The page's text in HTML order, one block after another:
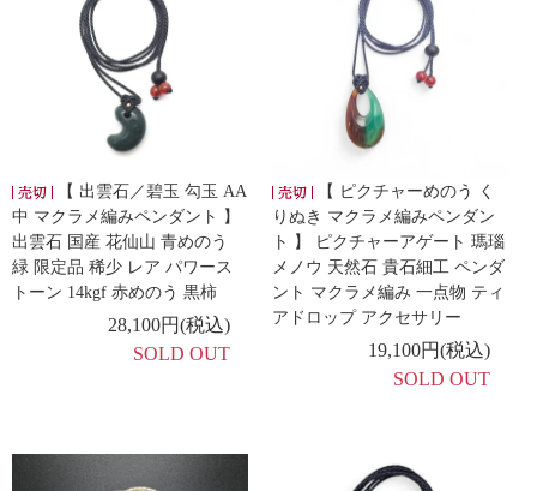
【 出雲石／碧玉 勾玉 AA
中 マクラメ編みペンダント 】
出雲石 国産 花仙山 青めのう
緑 限定品 稀少 レア パワース
トーン 14kgf 赤めのう 黒柿
28,100円(税込)
SOLD OUT
【 ピクチャーめのう く
りぬき マクラメ編みペンダン
ト 】 ピクチャーアゲート 瑪瑙
メノウ 天然石 貴石細工 ペンダ
ント マクラメ編み 一点物 ティ
アドロップ アクセサリー
19,100円(税込)
SOLD OUT